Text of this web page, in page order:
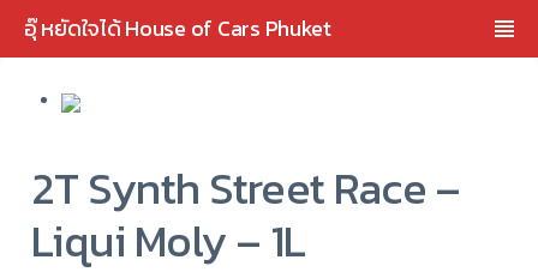
อุ๊ หยัดใจได้ House of Cars Phuket
2T Synth Street Race –
Liqui Moly – 1L